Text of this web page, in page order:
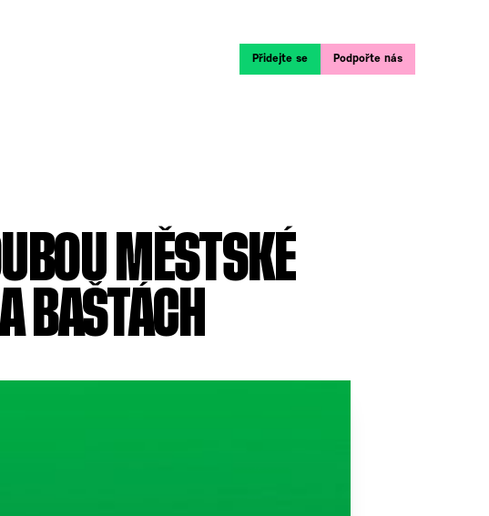
Přidejte se Podpořte nás
MĚSTSKÉ
BAŠTÁCH